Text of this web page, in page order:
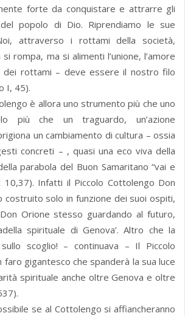
forte da conquistare e attrarre gli
del popolo di Dio. Riprendiamo le sue
attraverso i rottami della società,
rompa, ma si alimenti l’unione, l’amore
dei rottami – deve essere il nostro filo
I, 45).
è allora uno strumento più che uno
più che un traguardo, un’azione
un cambiamento di cultura – ossia
concreti – , quasi una eco viva della
parabola del Buon Samaritano “vai e
10,37). Infatti il Piccolo Cottolengo Don
costruito solo in funzione dei suoi ospiti,
Orione stesso guardando al futuro,
spirituale di Genova’. Altro che la
scoglio! – continuava – Il Piccolo
gigantesco che spanderà la sua luce
spirituale anche oltre Genova e oltre
se al Cottolengo si affiancheranno